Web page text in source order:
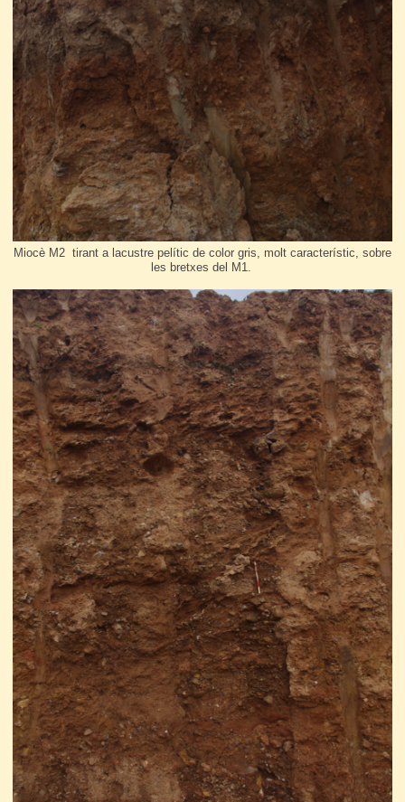
Miocè M2 tirant a lacustre pelític de color gris, molt característic, sobre
les bretxes del M1.